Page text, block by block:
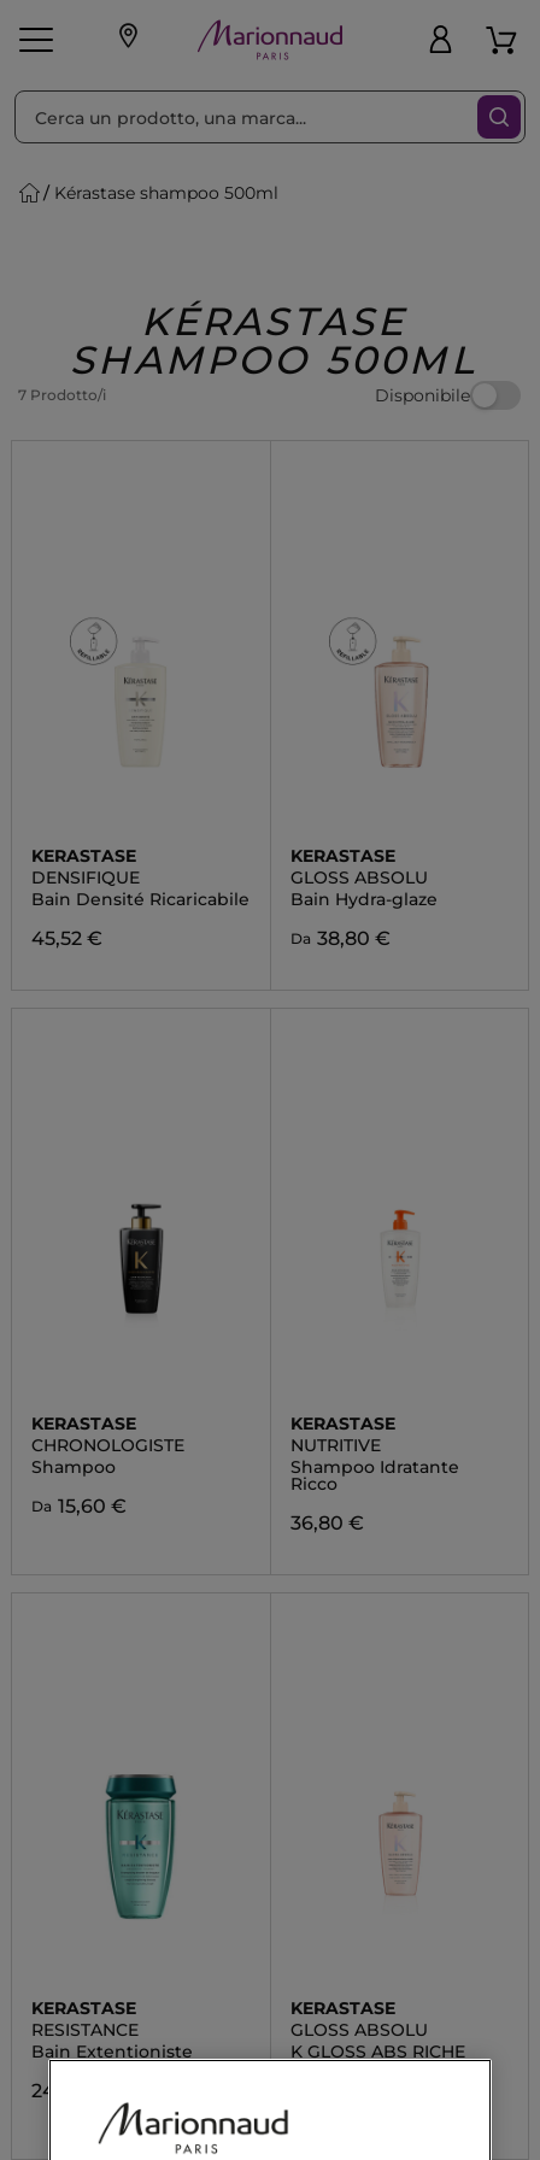
Make-up Profumi
Marche Regalo
Kérastase shampoo 500ml
KÉRASTASE
SHAMPOO 500ML
7 Prodotto/i Disponibile
Ordina per Filtra
KERASTASE
DENSIFIQUE
Bain Densité Ricaricabile
45,52 €
KERASTASE
GLOSS ABSOLU
Bain Hydra-glaze
Da 38,80 €
KERASTASE
CHRONOLOGISTE
Shampoo
Da 15,60 €
KERASTASE
NUTRITIVE
Shampoo Idratante
Ricco
36,80 €
KERASTASE
RESISTANCE
Bain Extentioniste
24,72 €
KERASTASE
GLOSS ABSOLU
K GLOSS ABS RICHE
DPACK 500ML